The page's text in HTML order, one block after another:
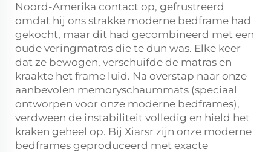
Noord-Amerika contact op, gefrustreerd
omdat hij ons strakke moderne bedframe had
gekocht, maar dit had gecombineerd met een
oude veringmatras die te dun was. Elke keer
dat ze bewogen, verschuifde de matras en
kraakte het frame luid. Na overstap naar onze
aanbevolen memoryschaummats (speciaal
ontworpen voor onze moderne bedframes),
verdween de instabiliteit volledig en hield het
kraken geheel op. Bij Xiarsr zijn onze moderne
bedframes geproduceerd met exacte